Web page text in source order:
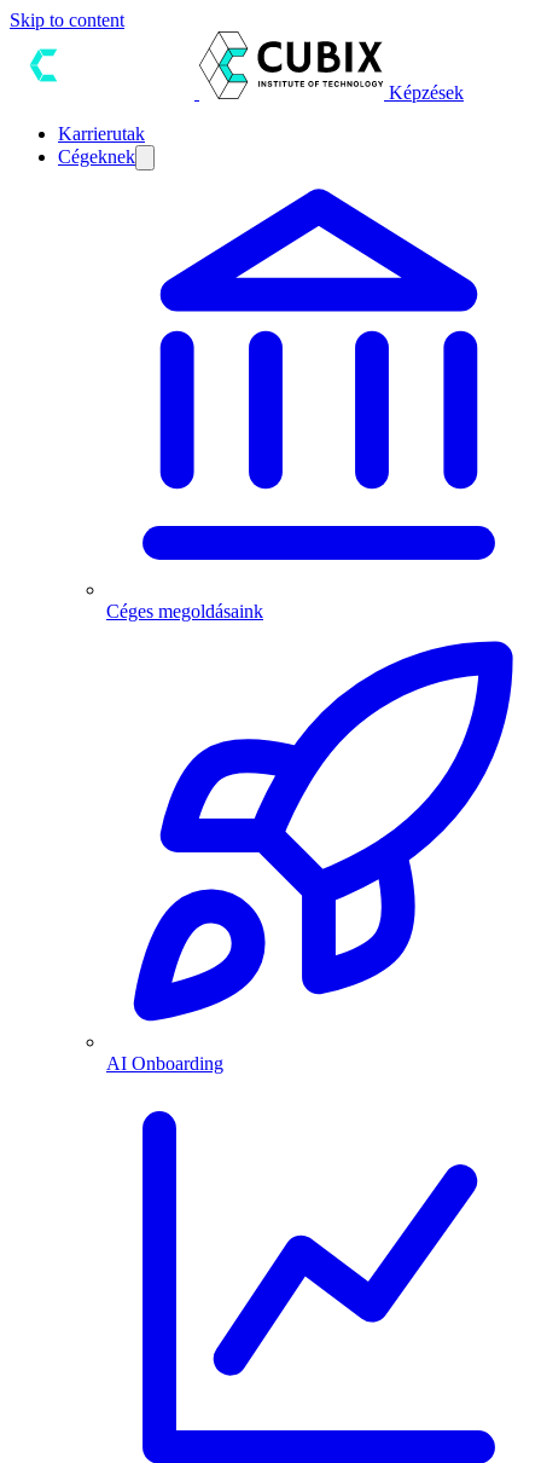
Skip to content
Képzések
Karrierutak
Cégeknek
Céges megoldásaink
AI Onboarding